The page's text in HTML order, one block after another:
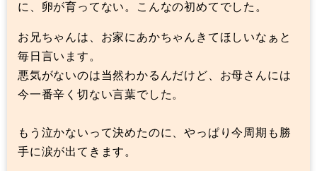
に、卵が育ってない。こんなの初めてでした。
お兄ちゃんは、お家にあかちゃんきてほしいなぁと
毎日言います。
悪気がないのは当然わかるんだけど、お母さんには
今一番辛く切ない言葉でした。
もう泣かないって決めたのに、やっぱり今周期も勝
手に涙が出てきます。